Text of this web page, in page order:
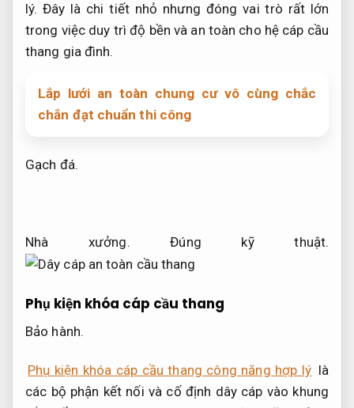
lý. Đây là chi tiết nhỏ nhưng đóng vai trò rất lớn
trong việc duy trì độ bền và an toàn cho hệ cáp cầu
thang gia đình.
Lắp lưới an toàn chung cư vô cùng chắc
chắn đạt chuẩn thi công
Gạch đá.
Nhà xưởng. Đúng kỹ thuật.
Phụ kiện khóa cáp cầu thang
Bảo hành.
Phụ kiện khóa cáp cầu thang công năng hợp lý là
các bộ phận kết nối và cố định dây cáp vào khung